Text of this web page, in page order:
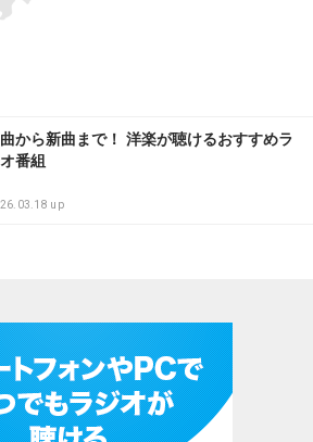
から新曲まで！ 洋楽が聴けるおすすめラ
番組
up